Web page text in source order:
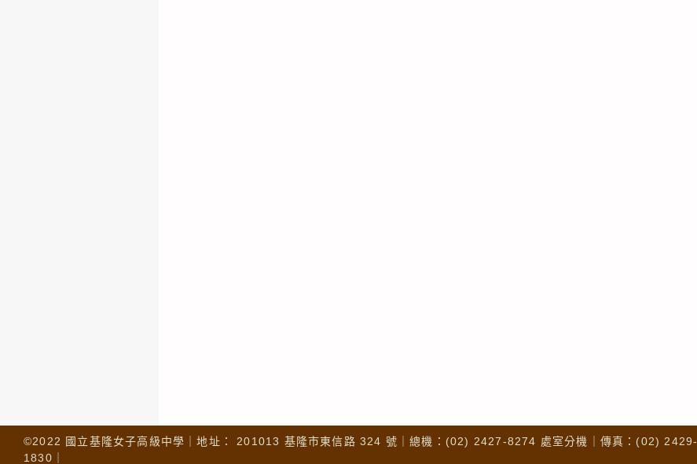
©2022 國立基隆女子高級中學｜地址： 201013 基隆市東信路 324 號｜總機：(02) 2427-8274 處室分機｜傳真：(02) 2429-
1830｜